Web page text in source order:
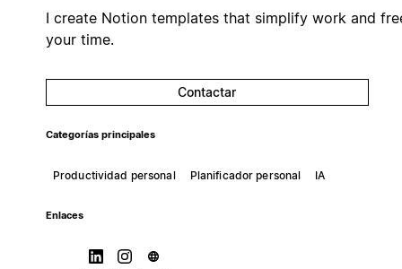
I create Notion templates that simplify work and
your time.
Contactar
Categorías principales
Productividad personal Planificador personal IA
Enlaces